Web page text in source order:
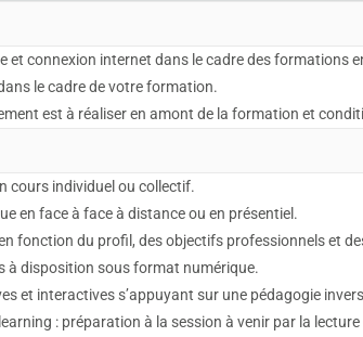
et connexion internet dans le cadre des formations
le cadre de votre formation.
est à réaliser en amont de la formation et
cours individuel ou collectif.
en face à face à distance ou en présentiel.
fonction du profil, des objectifs professionnels et
à disposition sous format numérique.
et interactives s’appuyant sur une pédagogie
: préparation à la session à venir par la